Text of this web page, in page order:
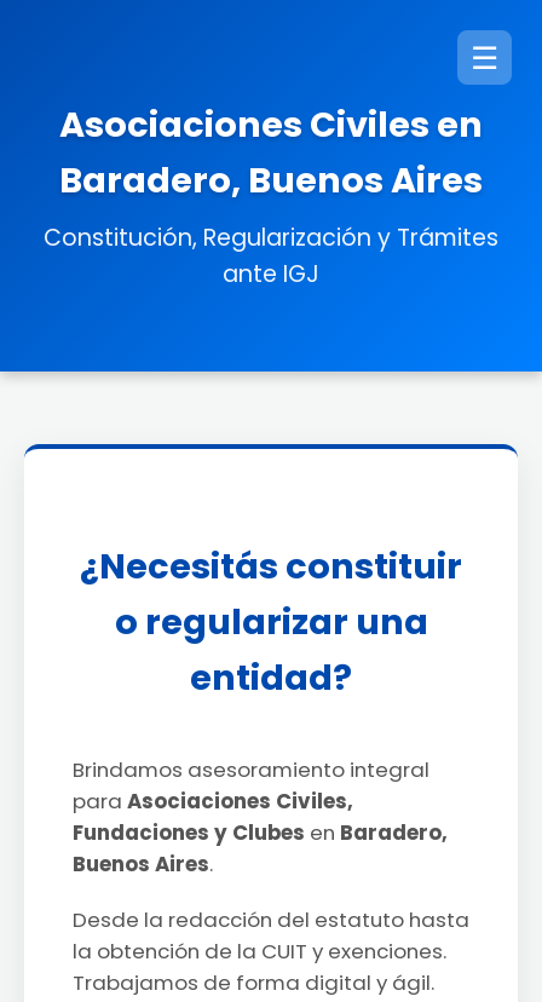
☰
Asociaciones Civiles en
Baradero, Buenos Aires
Constitución, Regularización y Trámites
ante IGJ
¿Necesitás constituir
o regularizar una
entidad?
Brindamos asesoramiento integral
para Asociaciones Civiles,
Fundaciones y Clubes en Baradero,
Buenos Aires.
Desde la redacción del estatuto hasta
la obtención de la CUIT y exenciones.
Trabajamos de forma digital y ágil.